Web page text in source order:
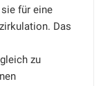
für eine
Das
zu